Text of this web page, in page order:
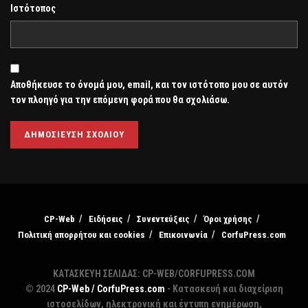
Ιστότοπος
Αποθήκευσε το όνομά μου, email, και τον ιστότοπο μου σε αυτόν
τον πλοηγό για την επόμενη φορά που θα σχολιάσω.
CP-Web Ειδήσεις Συνεντεύξεις
Όροι χρήσης
Πολιτική απορρήτου και cookies
Επικοινωνία CorfuPress.com
ΚΑΤΑΣΚΕΥΗ ΣΕΛΙΔΑΣ: CP-WEB/CORFUPRESS.COM
© 2024 CP-Web / CorfuPress.com - Κατασκευή και διαχείριση
ιστοσελίδων, ηλεκτρονική και έντυπη ενημέρωση,